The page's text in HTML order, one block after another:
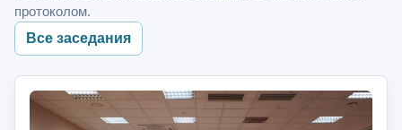
протоколом.
Все заседания